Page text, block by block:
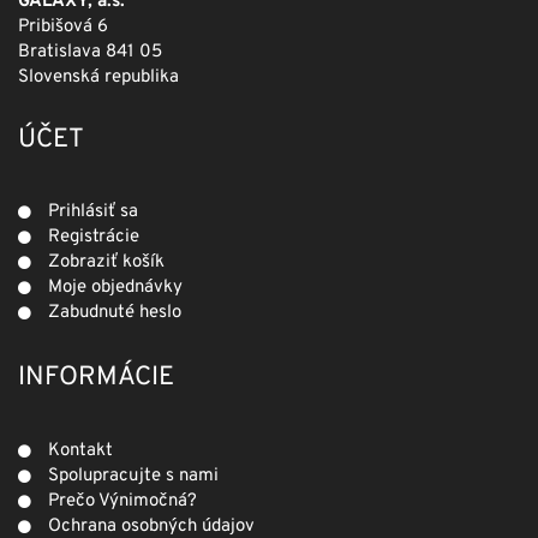
Pribišová 6
Bratislava 841 05
Slovenská republika
ÚČET
Prihlásiť sa
Registrácie
Zobraziť košík
Moje objednávky
Zabudnuté heslo
INFORMÁCIE
Kontakt
Spolupracujte s nami
Prečo Výnimočná?
Ochrana osobných údajov